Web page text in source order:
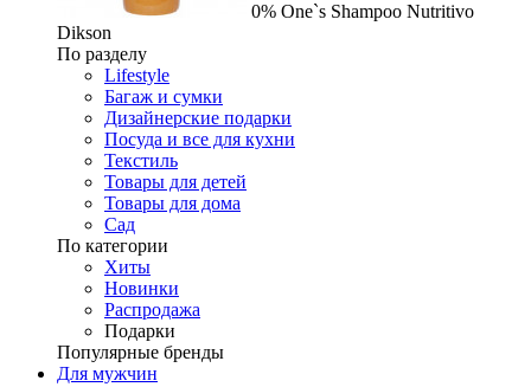
0% One`s Shampoo Nutritivo
Dikson
По разделу
Lifestyle
Багаж и сумки
Дизайнерские подарки
Посуда и все для кухни
Текстиль
Товары для детей
Товары для дома
Сад
По категории
Хиты
Новинки
Распродажа
Подарки
Популярные бренды
Для мужчин